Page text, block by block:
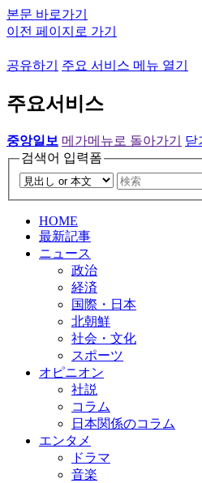
본문 바로가기
이전 페이지로 가기
공유하기 주요 서비스 메뉴 열기
주요서비스
중앙일보 메가메뉴로 돌아가기
닫
검색어 입력폼
HOME
最新記事
ニュース
政治
経済
国際・日本
北朝鮮
社会・文化
スポーツ
オピニオン
社説
コラム
日本関係のコラム
エンタメ
ドラマ
音楽